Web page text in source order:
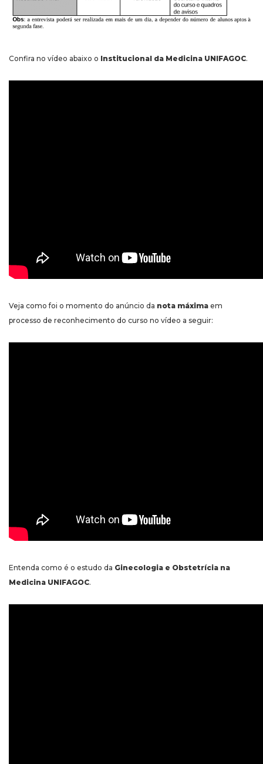
Confira no vídeo abaixo o Institucional da Medicina UNIFAGOC.
Veja como foi o momento do anúncio da nota máxima em
processo de reconhecimento do curso no vídeo a seguir:
Entenda como é o estudo da Ginecologia e Obstetrícia na
Medicina UNIFAGOC.